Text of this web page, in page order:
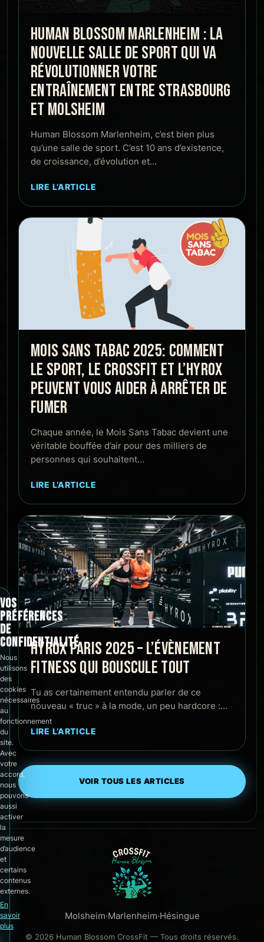
HUMAN BLOSSOM MARLENHEIM : LA
NOUVELLE SALLE DE SPORT QUI VA
RÉVOLUTIONNER VOTRE
ENTRAÎNEMENT ENTRE STRASBOURG
ET MOLSHEIM
Human Blossom Marlenheim, c’est bien plus
qu’une salle de sport. C’est 10 ans d’existence,
de croissance, d’évolution et…
LIRE L’ARTICLE
MOIS SANS TABAC 2025: COMMENT
LE SPORT, LE CROSSFIT ET L’HYROX
PEUVENT VOUS AIDER À ARRÊTER DE
FUMER
Chaque année, le Mois Sans Tabac devient une
véritable bouffée d’air pour des milliers de
personnes qui souhaitent…
LIRE L’ARTICLE
HYROX PARIS 2025 – L’ÉVÈNEMENT
FITNESS QUI BOUSCULE TOUT
Tu as certainement entendu parler de ce
nouveau « truc » à la mode, un peu hardcore :…
LIRE L’ARTICLE
VOIR TOUS LES ARTICLES
Molsheim·Marlenheim·Hésingue
© 2026 Human Blossom CrossFit — Tous droits réservés.
VOS
PRÉFÉRENCES
DE
CONFIDENTIALITÉ
Nous
utilisons
des
cookies
nécessaires
au
fonctionnement
du
site.
Avec
votre
accord,
nous
pouvons
aussi
activer
la
mesure
d’audience
et
certains
contenus
externes.
En
savoir
plus